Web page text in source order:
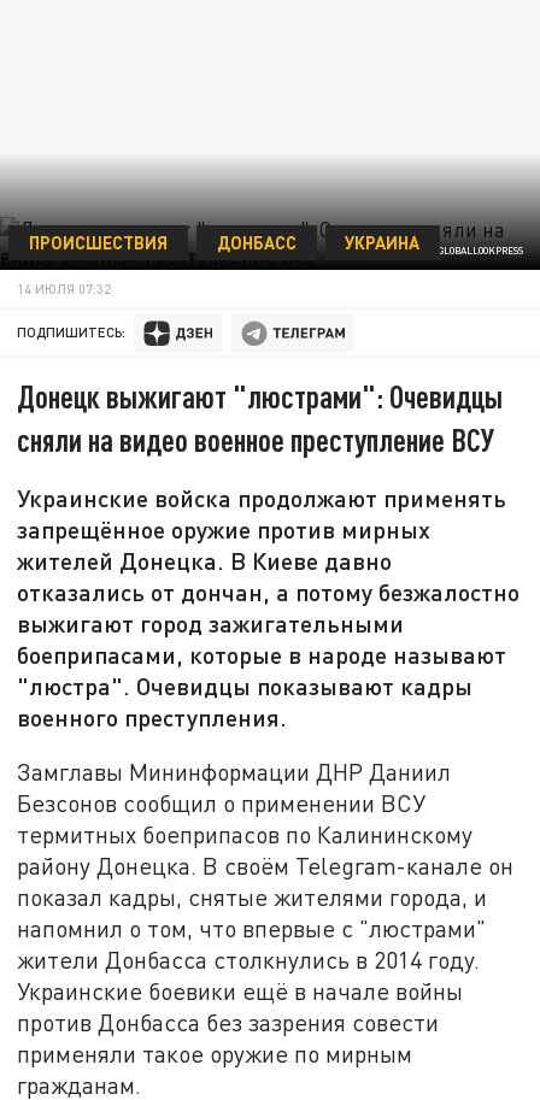
© V ICTOR/ XINHUA/GLOBALLOOKPRESS
ПРОИСШЕСТВИЯ ДОНБАСС УКРАИНА
14 ИЮЛЯ 07:32
ПОДПИШИТЕСЬ:
Донецк выжигают "люстрами": Очевидцы
сняли на видео военное преступление ВСУ
Украинские войска продолжают применять
запрещённое оружие против мирных
жителей Донецка. В Киеве давно
отказались от дончан, а потому безжалостно
выжигают город зажигательными
боеприпасами, которые в народе называют
"люстра". Очевидцы показывают кадры
военного преступления.
Замглавы Мининформации ДНР Даниил
Безсонов сообщил о применении ВСУ
термитных боеприпасов по Калининскому
району Донецка. В своём Telegram-канале он
показал кадры, снятые жителями города, и
напомнил о том, что впервые с "люстрами"
жители Донбасса столкнулись в 2014 году.
Украинские боевики ещё в начале войны
против Донбасса без зазрения совести
применяли такое оружие по мирным
гражданам.